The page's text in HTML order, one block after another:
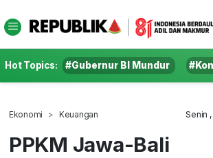
Hot Topics: #Gubernur BI Mundur
Ekonomi Keuangan Senin ,
PPKM Jawa-Bali